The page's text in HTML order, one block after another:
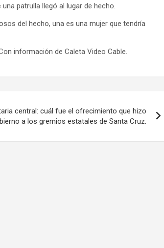
patrulla llegó al lugar de hecho.
del hecho, una es una mujer que tendría
información de Caleta Video Cable.
central: cuál fue el ofrecimiento que hizo
a los gremios estatales de Santa Cruz.